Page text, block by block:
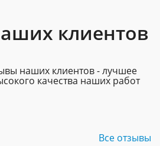
клиентов
наших клиентов - лучшее
качества наших работ
Все отзывы